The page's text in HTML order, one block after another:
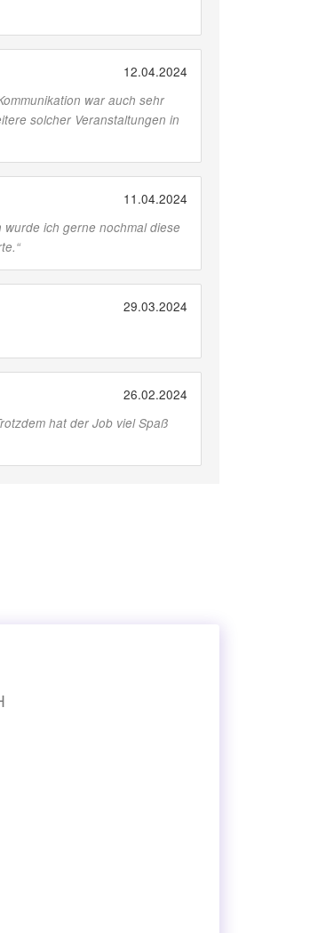
12.04.2024
war auch sehr
solcher Veranstaltungen in
11.04.2024
ich gerne nochmal diese
“
29.03.2024
26.02.2024
hat der Job viel Spaß